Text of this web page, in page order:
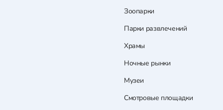
Зоопарки
Парки развлечений
Храмы
Ночные рынки
Музеи
Смотровые площадки